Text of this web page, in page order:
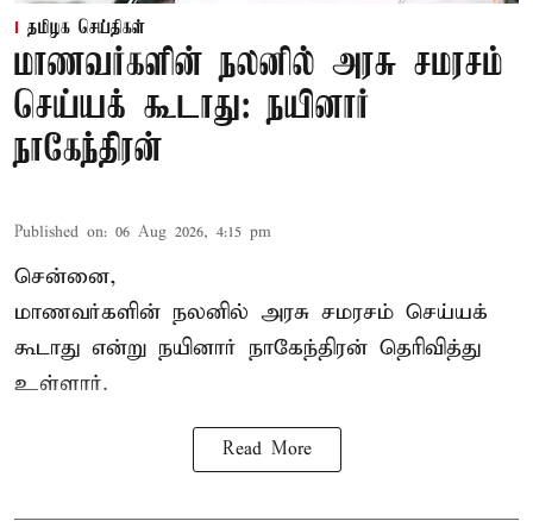
தமிழக செய்திகள்
மாணவர்களின் நலனில் அரசு சமரசம்
செய்யக் கூடாது: நயினார்
நாகேந்திரன்
Published on: 06 Aug 2026, 4:15 pm
சென்னை,
மாணவர்களின் நலனில் அரசு சமரசம் செய்யக்
கூடாது என்று நயினார் நாகேந்திரன் தெரிவித்து
உள்ளார்.
Read More